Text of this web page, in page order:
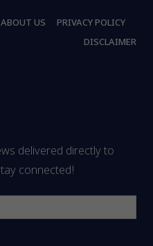
ABOUT US
PRIVACY POLICY
DISCLAIMER
delivered directly to
connected!